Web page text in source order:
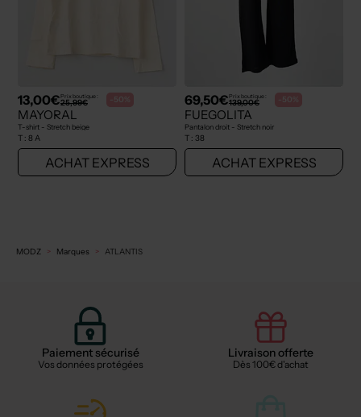
13,00€Prix boutique :
25,99€ -50%
MAYORAL
T-shirt - Stretch beige
T : 8 A
ACHAT EXPRESS
69,50€Prix boutique :
139,00€ -50%
FUEGOLITA
Pantalon droit - Stretch noir
T : 38
ACHAT EXPRESS
MODZ Marques ATLANTIS
Paiement sécurisé
Vos données protégées
Livraison offerte
Dès 100€ d'achat